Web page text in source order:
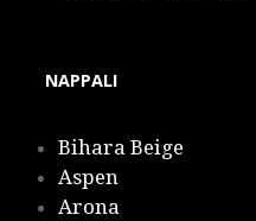
NAPPALI
Bihara Beige
Aspen
Arona